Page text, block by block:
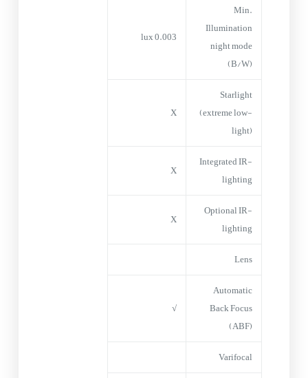
Min.
Illumination
night mode
(B/W)
0.003 lux
Starlight
(extreme low-
light)
X
Integrated IR-
lighting
X
Optional IR-
lighting
X
Lens
Automatic
Back Focus
(ABF)
√
Varifocal